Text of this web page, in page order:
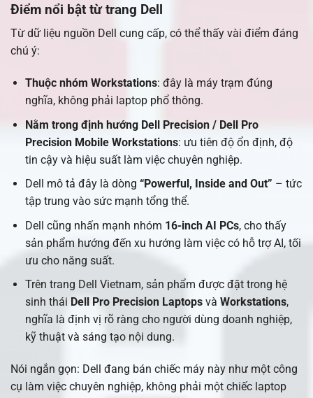
Điểm nổi bật từ trang Dell
Từ dữ liệu nguồn Dell cung cấp, có thể thấy vài điểm đáng
chú ý:
Thuộc nhóm Workstations: đây là máy trạm đúng
nghĩa, không phải laptop phổ thông.
Nằm trong định hướng Dell Precision / Dell Pro
Precision Mobile Workstations: ưu tiên độ ổn định, độ
tin cậy và hiệu suất làm việc chuyên nghiệp.
Dell mô tả đây là dòng “Powerful, Inside and Out” – tức
tập trung vào sức mạnh tổng thể.
Dell cũng nhấn mạnh nhóm 16-inch AI PCs, cho thấy
sản phẩm hướng đến xu hướng làm việc có hỗ trợ AI, tối
ưu cho năng suất.
Trên trang Dell Vietnam, sản phẩm được đặt trong hệ
sinh thái Dell Pro Precision Laptopsvà Workstations,
nghĩa là định vị rõ ràng cho người dùng doanh nghiệp,
kỹ thuật và sáng tạo nội dung.
Nói ngắn gọn: Dell đang bán chiếc máy này như một công
cụ làm việc chuyên nghiệp, không phải một chiếc laptop